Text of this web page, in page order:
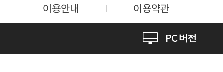
이용안내 이용약관